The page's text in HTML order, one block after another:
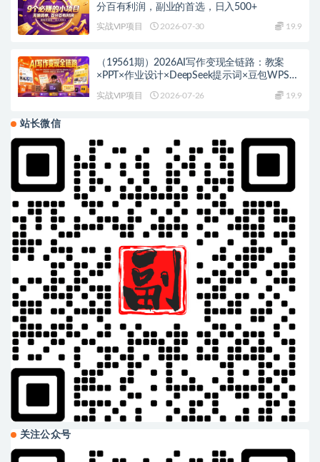
分百有利润，副业的首选，日入500+
实战VIP项目 2026-07-30 19.9
（19561期）2026AI写作变现全链路：教案
×PPT×作业设计×DeepSeek提示词×豆包WPS
实战VIP项目 2026-07-26 19.9
站长微信
关注公众号